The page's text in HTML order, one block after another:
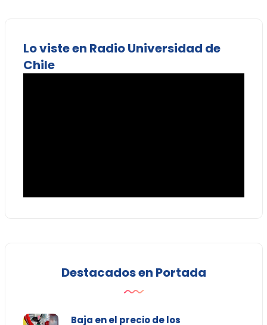
Lo viste en Radio Universidad de
Chile
Destacados en Portada
Baja en el precio de los